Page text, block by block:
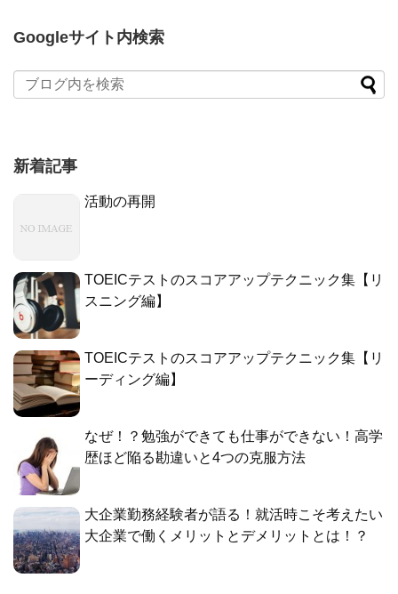
Googleサイト内検索
新着記事
活動の再開
TOEICテストのスコアアップテクニック集【リ
スニング編】
TOEICテストのスコアアップテクニック集【リ
ーディング編】
なぜ！？勉強ができても仕事ができない！高学
歴ほど陥る勘違いと4つの克服方法
大企業勤務経験者が語る！就活時こそ考えたい
大企業で働くメリットとデメリットとは！？